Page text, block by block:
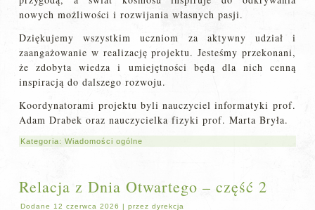
nowych możliwości i rozwijania własnych pasji.
Dziękujemy wszystkim uczniom za aktywny udział i
zaangażowanie w realizację projektu. Jesteśmy przekonani,
że zdobyta wiedza i umiejętności będą dla nich cenną
inspiracją do dalszego rozwoju.
Koordynatorami projektu byli nauczyciel informatyki prof.
Adam Drabek oraz nauczycielka fizyki prof. Marta Bryła.
Kategoria:Wiadomości ogólne
Relacja z Dnia Otwartego – część 2
Dodane 12 czerwca 2026 |przez dyrekcja